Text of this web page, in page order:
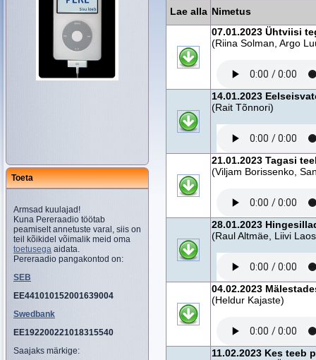
Toeta
Armsad kuulajad!
Kuna Pereraadio töötab
peamiselt annetuste varal, siis on
teil kõikidel võimalik meid oma
toetusega aidata.
Pereraadio pangakontod on:
SEB
EE441010152001639004
Swedbank
EE192200221018315540
Saajaks märkige:
Lae alla Nimetus
07.01.2023 Ühtviisi
(Riina Solman, Argo
14.01.2023
(Rait Tõnnori)
21.01.2023 Tagasi
(Viljam Borissenko,
28.01.2023
(Raul Altmäe, Liivi
04.02.2023
(Heldur Kajaste)
11.02.2023 Kes teeb